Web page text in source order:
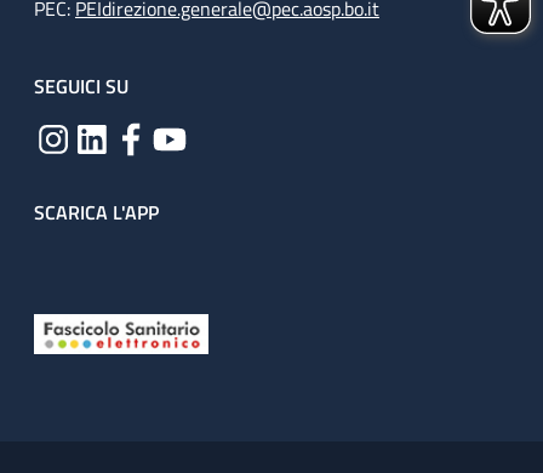
PEC: PEIdirezione.generale@pec.aosp.bo.it
SEGUICI SU
SCARICA L'APP